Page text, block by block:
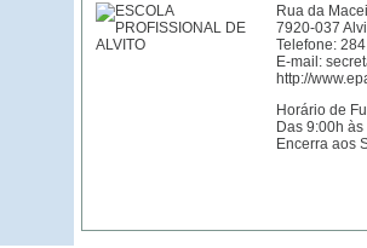
Rua da
7920-037
Telefone:
E-mail:
http://
Horário de
Das 9:00h
Encerra aos